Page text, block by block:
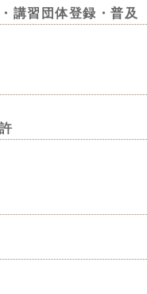
講習団体登録・普及